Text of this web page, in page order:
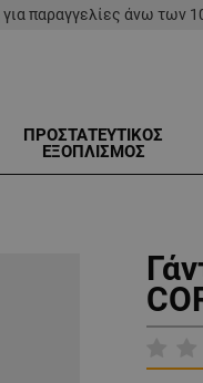
για παραγγελίες άνω των
ΠΡΟΣΤΑΤΕΥΤΙΚΟΣ
ΕΞΟΠΛΙΣΜΟΣ